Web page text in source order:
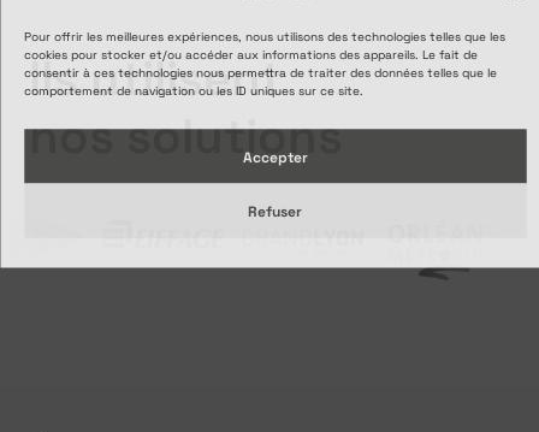
Pour offrir les meilleures expériences, nous utilisons des technologies telles que les
cookies pour stocker et/ou accéder aux informations des appareils. Le fait de
consentir à ces technologies nous permettra de traiter des données telles que le
comportement de navigation ou les ID uniques sur ce site.
Accepter
Refuser
Ils utilisent
nos solutions